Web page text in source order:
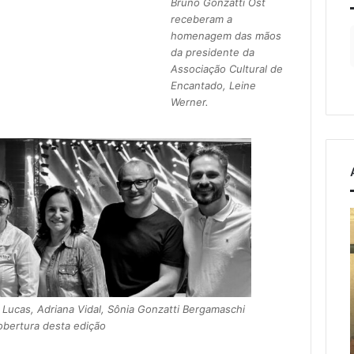
receberam a
homenagem das mãos
da presidente da
Associação Cultural de
Encantado, Leine
Werner.
Adriana Vidal, Sônia Gonzatti Bergamaschi
desta edição
agosto de 2026
prático ensina
e cuidados com
Projeto
“Entre
Nós”
reúne
mulheres
do
interior
6 de agosto de 2026
Projeto “Entre Nós” reúne